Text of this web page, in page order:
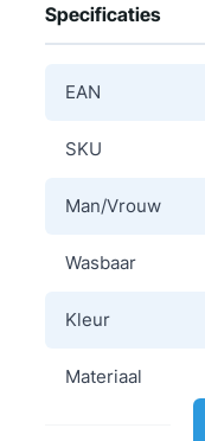
Specificaties
EAN
SKU
Man/Vrouw
Wasbaar
Kleur
Materiaal